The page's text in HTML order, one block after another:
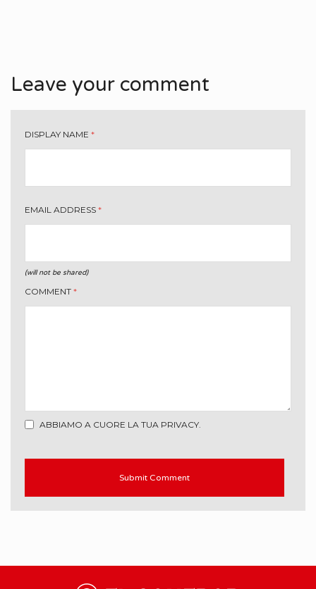
Leave your comment
DISPLAY NAME *
EMAIL ADDRESS *
(will not be shared)
COMMENT *
ABBIAMO A CUORE LA TUA PRIVACY.